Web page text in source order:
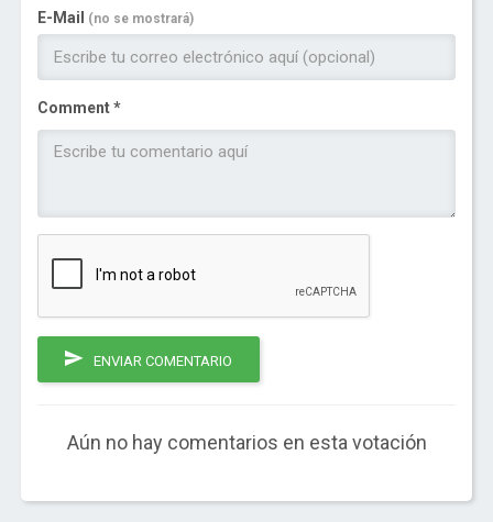
E-Mail (no se mostrará)
Comment *
ENVIAR COMENTARIO
Aún no hay comentarios en esta votación